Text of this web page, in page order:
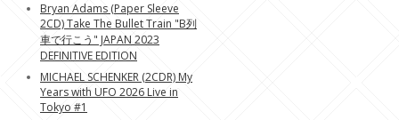
Bryan Adams (Paper Sleeve
2CD) Take The Bullet Train "B列
車で行こう" JAPAN 2023
DEFINITIVE EDITION
MICHAEL SCHENKER (2CDR) My
Years with UFO 2026 Live in
Tokyo #1